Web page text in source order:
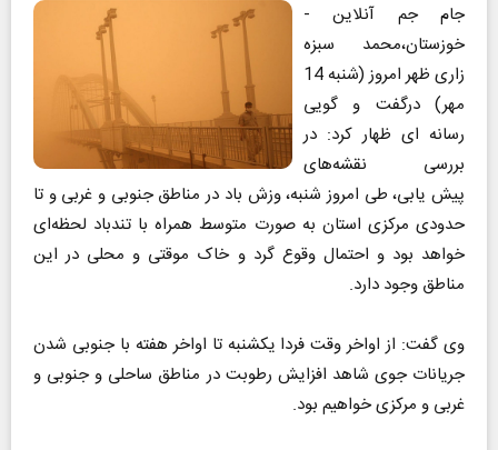
جام جم آنلاین -
خوزستان،محمد سبزه
زاری ظهر امروز (شنبه 14
مهر) درگفت و گویی
رسانه ای ظهار کرد: در
بررسی نقشه‌های
پیش یابی، طی امروز شنبه، وزش باد در مناطق جنوبی و غربی و تا
حدودی مرکزی استان به صورت متوسط همراه با تندباد لحظه‌ای
خواهد بود و احتمال وقوع گرد و خاک موقتی و محلی در این
مناطق وجود دارد.
وی گفت: از اواخر وقت فردا یکشنبه تا اواخر هفته با جنوبی شدن
جریانات جوی شاهد افزایش رطوبت در مناطق ساحلی و جنوبی و
غربی و مرکزی خواهیم بود.